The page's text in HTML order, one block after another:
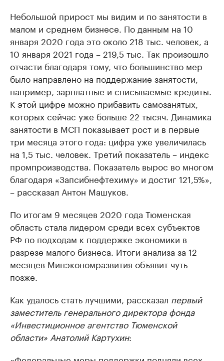
Небольшой прирост мы видим и по занятости в
малом и среднем бизнесе. По данным на 10
января 2020 года это около 218 тыс. человек, а
10 января 2021 года – 219,5 тыс. Так произошло
отчасти благодаря тому, что большинство мер
было направлено на поддержание занятости,
например, зарплатные и списываемые кредиты.
К этой цифре можно прибавить самозанятых,
которых сейчас уже больше 22 тысяч. Динамика
занятости в МСП показывает рост и в первые
три месяца этого года: цифра уже увеличилась
на 1,5 тыс. человек. Третий показатель – индекс
промпроизводства. Показатель вырос во многом
благодаря «Запсибнефтехиму» и достиг 121,5%»,
– рассказал Антон Машуков.
По итогам 9 месяцев 2020 года Тюменская
область стала лидером среди всех субъектов
РФ по подходам к поддержке экономики в
разрезе малого бизнеса. Итоги анализа за 12
месяцев Минэкономразвития объявит чуть
позже.
Как удалось стать лучшими, рассказал первый
заместитель генерального директора фонда
«Инвестиционное агентство Тюменской
области» Анатолий Картухин: